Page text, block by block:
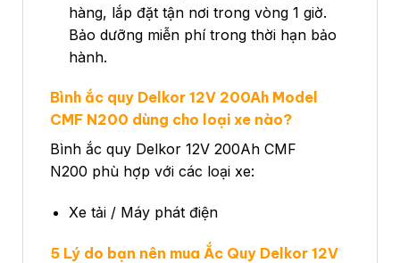
hàng, lắp đặt tận nơi trong vòng 1 giờ.
Bảo dưỡng miễn phí trong thời hạn bảo
hành.
Bình ắc quy Delkor 12V 200Ah Model
CMF N200 dùng cho loại xe nào?
Bình ắc quy Delkor 12V 200Ah CMF
N200 phù hợp với các loại xe:
Xe tải / Máy phát điện
5 Lý do bạn nên mua Ắc Quy Delkor 12V